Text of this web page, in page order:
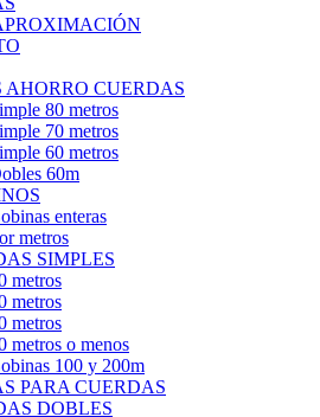
AHORRO CUERDAS
80 metros
70 metros
60 metros
60m
enteras
metros
SIMPLES
metros
metros
metros
metros o menos
100 y 200m
PARA CUERDAS
DOBLES